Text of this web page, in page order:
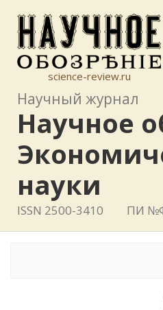
science-review.ru
Научный журнал
Научное
науки
ISSN 2500-3410 ПИ